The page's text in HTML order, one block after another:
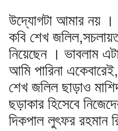
উদ্যোগটা আমার নয় ।
কবি শেখ
নিয়েছেন । ভাবলাম
আমি পারিনা
শেখ জলিল ছাড়াও
ছড়াকার হিসেবে
দিকপাল লুৎফর রহমান